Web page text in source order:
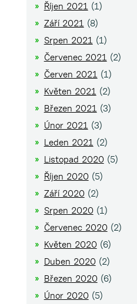
Říjen 2021 (1)
Září 2021 (8)
Srpen 2021 (1)
Červenec 2021 (2)
Červen 2021 (1)
Květen 2021 (2)
Březen 2021 (3)
Únor 2021 (3)
Leden 2021 (2)
Listopad 2020(5)
Říjen 2020(5)
Září 2020(2)
Srpen 2020(1)
Červenec 2020(2)
Květen 2020(6)
Duben 2020(2)
Březen 2020(6)
Únor 2020(5)